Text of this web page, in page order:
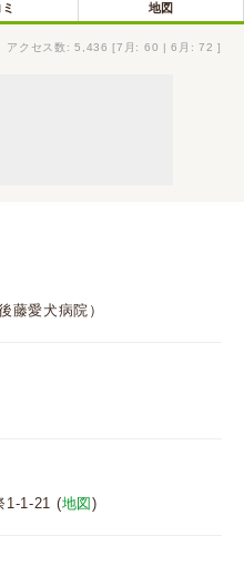
地図
アクセス数: 5,436 [7月: 60 | 6月: 72 ]
藤愛犬病院）
1-1-21 (地図)